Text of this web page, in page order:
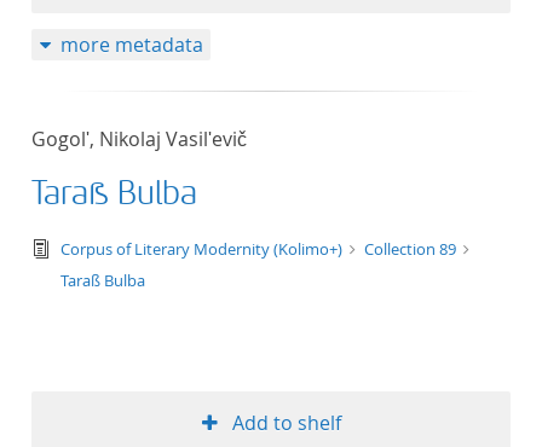
more metadata
Gogolʹ, Nikolaj Vasilʹevič
Taraß Bulba
text/tg.edition+tg.aggregation+xml
Corpus of Literary Modernity (Kolimo+)
Collection 89
Taraß Bulba
Add to shelf